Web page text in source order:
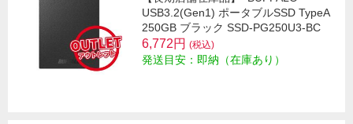
USB3.2(Gen1) ポータブルSSD TypeA
250GB ブラック SSD-PG250U3-BC
6,772円 (税込)
発送目安：即納（在庫あり）